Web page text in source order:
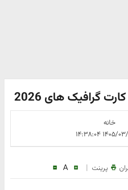
گرافیک های 2026
خانه
پرینت |
A